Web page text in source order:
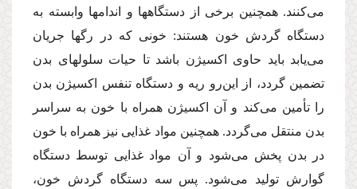
مى‌كنند. همچنین برخى از دستگاهها و اندامها وابسته به
دستگاه گردش خون هستند: خونى كه در رگها جریان
مى‌یابد باید حاوى اكسیژن باشد تا حیات سلولهاى بدن
تضمین گردد، از این‌رو ریه و دستگاه تنفس اكسیژن بدن
را تأمین مى‌كند و آن اكسیژن همراه با خون به سراسر
بدن منتقل مى‌گردد. همچنین مواد غذایى نیز همراه با خون
در بدن پخش مى‌شود و آن مواد غذایى توسط دستگاه
گوارش تولید مى‌شود. پس سه دستگاه گردش خون،